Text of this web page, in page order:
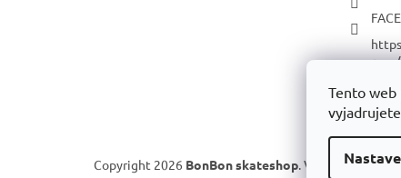
Tento web
Copyright 2026 BonBon skateshop. Všetky práva